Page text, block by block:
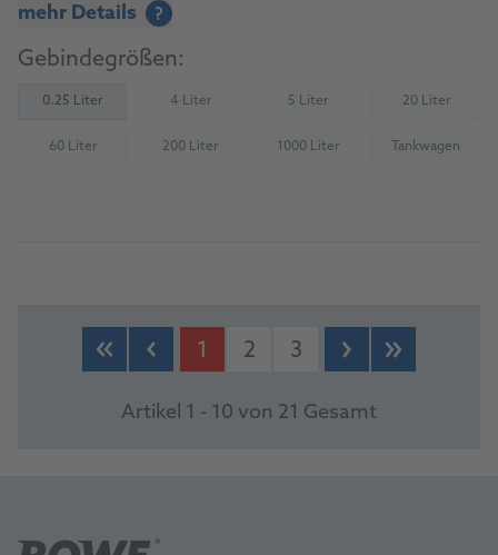
mehr Details ?
Gebindegrößen:
0.25 Liter 4 Liter
(Nicht verfügbar)5 Liter(Nicht verfügbar)20 Liter
(Nicht
60 Liter
(Nicht verfügbar)200 Liter(Nicht verfügbar)1000 Liter(Nicht verfügbar)Tankwagen
(Nicht
1 2 3
Artikel 1 - 10 von 21 Gesamt